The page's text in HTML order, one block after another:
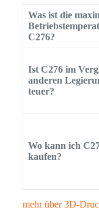
Was ist die
C276?
Ist C276 im
anderen
teuer?
Wo kann ich
kaufen?
mehr über 3D-